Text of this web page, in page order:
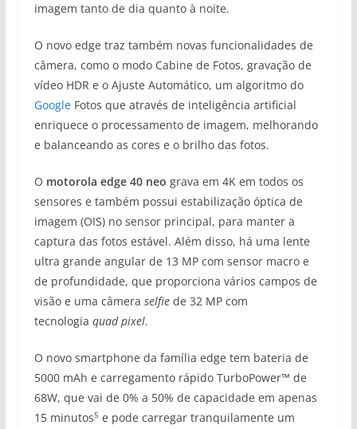
imagem tanto de dia quanto à noite.
O novo edge traz também novas funcionalidades de
câmera, como o modo Cabine de Fotos, gravação de
vídeo HDR e o Ajuste Automático, um algoritmo do
GoogleFotos que através de inteligência artificial
enriquece o processamento de imagem, melhorando
e balanceando as cores e o brilho das fotos.
O motorola edge 40 neo grava em 4K em todos os
sensores e também possui estabilização óptica de
imagem (OIS) no sensor principal, para manter a
captura das fotos estável. Além disso, há uma lente
ultra grande angular de 13 MP com sensor macro e
de profundidade, que proporciona vários campos de
visão e uma câmera selfiede 32 MP com
tecnologia quad pixel.
O novo smartphone da família edge tem bateria de
5000 mAh e carregamento rápido TurboPower™ de
68W, que vai de 0% a 50% de capacidade em apenas
15 minutos5 e pode carregar tranquilamente um